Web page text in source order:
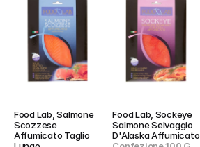
Food Lab, Salmone
Scozzese
Affumicato Taglio
Food Lab, Sockeye
Salmone Selvaggio
D'Alaska Affumicato